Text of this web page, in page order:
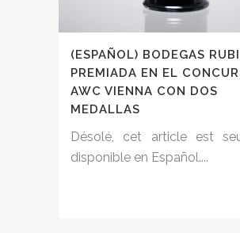
(ESPAÑOL) BODEGAS
PREMIADA EN EL
AWC VIENNA CON DOS
MEDALLAS
Désolé, cet article est
disponible en Español....